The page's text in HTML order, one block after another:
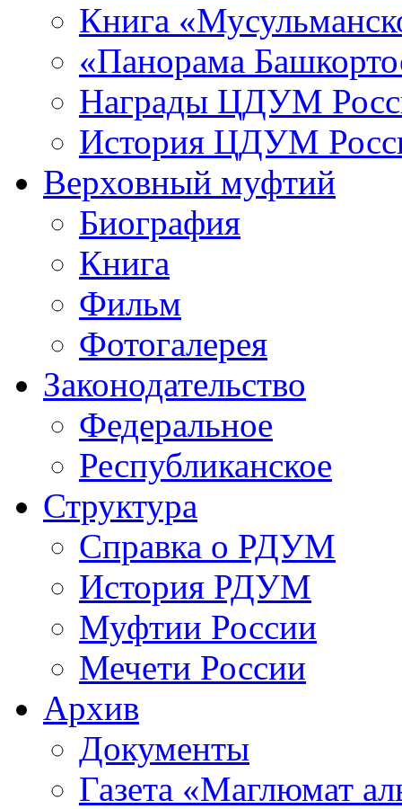
Книга
«Панорама
Награды ЦДУМ
История ЦДУМ
Верховный муфтий
Биография
Книга
Фильм
Фотогалерея
Законодательство
Федеральное
Республиканское
Структура
Справка о РДУМ
История РДУМ
Муфтии России
Мечети России
Архив
Документы
Газета «Маглюмат